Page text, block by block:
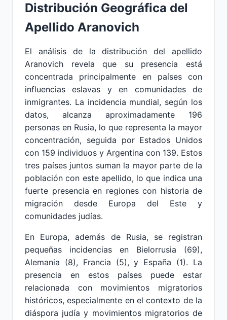
Distribución Geográfica del
Apellido Aranovich
El análisis de la distribución del apellido
Aranovich revela que su presencia está
concentrada principalmente en países con
influencias eslavas y en comunidades de
inmigrantes. La incidencia mundial, según los
datos, alcanza aproximadamente 196
personas en Rusia, lo que representa la mayor
concentración, seguida por Estados Unidos
con 159 individuos y Argentina con 139. Estos
tres países juntos suman la mayor parte de la
población con este apellido, lo que indica una
fuerte presencia en regiones con historia de
migración desde Europa del Este y
comunidades judías.
En Europa, además de Rusia, se registran
pequeñas incidencias en Bielorrusia (69),
Alemania (8), Francia (5), y España (1). La
presencia en estos países puede estar
relacionada con movimientos migratorios
históricos, especialmente en el contexto de la
diáspora judía y movimientos migratorios de